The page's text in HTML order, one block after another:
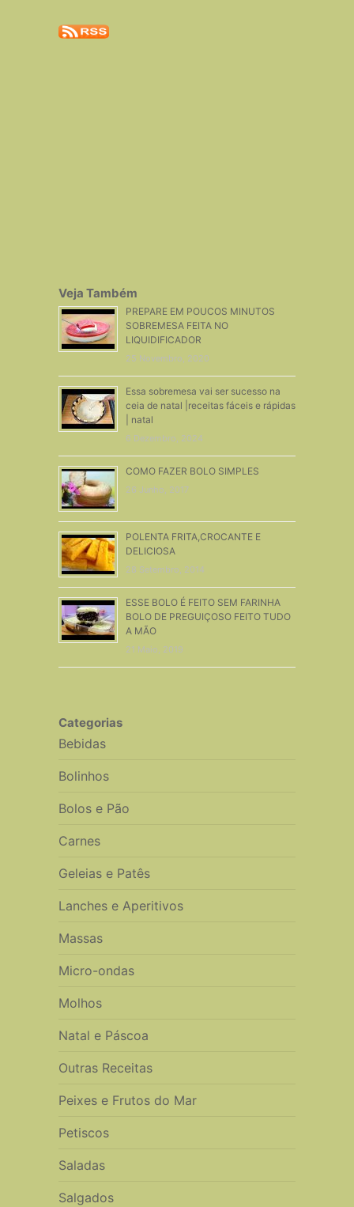
Veja Também
PREPARE EM POUCOS MINUTOS
SOBREMESA FEITA NO
LIQUIDIFICADOR
25 Novembro, 2020
Essa sobremesa vai ser sucesso na
ceia de natal |receitas fáceis e rápidas
| natal
6 Dezembro, 2024
COMO FAZER BOLO SIMPLES
26 Junho, 2017
POLENTA FRITA,CROCANTE E
DELICIOSA
28 Setembro, 2014
ESSE BOLO É FEITO SEM FARINHA
BOLO DE PREGUIÇOSO FEITO TUDO
A MÃO
21 Maio, 2019
Categorias
Bebidas
Bolinhos
Bolos e Pão
Carnes
Geleias e Patês
Lanches e Aperitivos
Massas
Micro-ondas
Molhos
Natal e Páscoa
Outras Receitas
Peixes e Frutos do Mar
Petiscos
Saladas
Salgados